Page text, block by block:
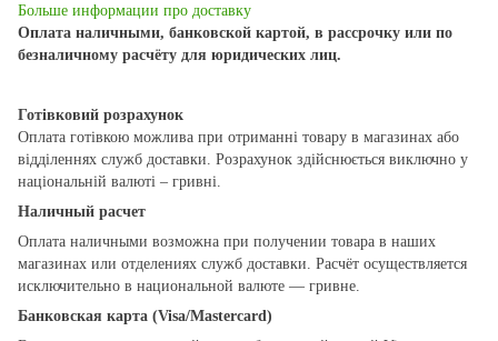
Больше информации про доставку
Оплата наличными, банковской картой, в рассрочку или по
безналичному расчёту для юридических лиц.
Готівковий розрахунок
Оплата готівкою можлива при отриманні товару в магазинах або
відділеннях служб доставки. Розрахунок здійснюється виключно у
національній валюті – гривні.
Наличный расчет
Оплата наличными возможна при получении товара в наших
магазинах или отделениях служб доставки. Расчёт осуществляется
исключительно в национальной валюте — гривне.
Банковская карта (Visa/Mastercard)